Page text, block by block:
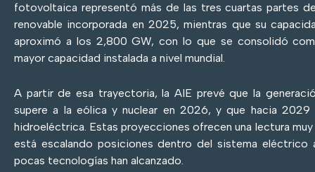
fotovoltaica representó más de las tres cuartas partes
renovable incorporada en 2025, mientras que su
aproximó a los 2,800 GW, con lo que se consolidó
mayor capacidad instalada a nivel mundial.
A partir de esa trayectoria, la AIE prevé que la
supere a la eólica y nuclear en 2026, y que hacia 2029
hidroeléctrica. Estas proyecciones ofrecen una lectura muy
está escalando posiciones dentro del sistema eléctrico
pocas tecnologías han alcanzado.